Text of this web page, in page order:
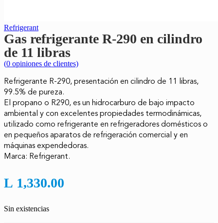
Refrigerant
Gas refrigerante R-290 en cilindro
de 11 libras
(0 opiniones de clientes)
Refrigerante R-290, presentación en cilindro de 11 libras,
99.5% de pureza.
El propano o R290, es un hidrocarburo de bajo impacto
ambiental y con excelentes propiedades termodinámicas,
utilizado como refrigerante en refrigeradores domésticos o
en pequeños aparatos de refrigeración comercial y en
máquinas expendedoras.
Marca: Refrigerant.
L 1,330.00
Sin existencias